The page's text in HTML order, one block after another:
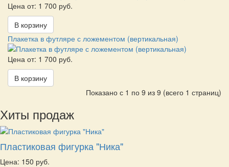
Цена от: 1 700 руб.
В корзину
Плакетка в футляре с ложементом (вертикальная)
Цена от: 1 700 руб.
В корзину
Показано с 1 по 9 из 9 (всего 1 страниц)
Хиты продаж
Пластиковая фигурка "Ника"
Цена: 150 руб.